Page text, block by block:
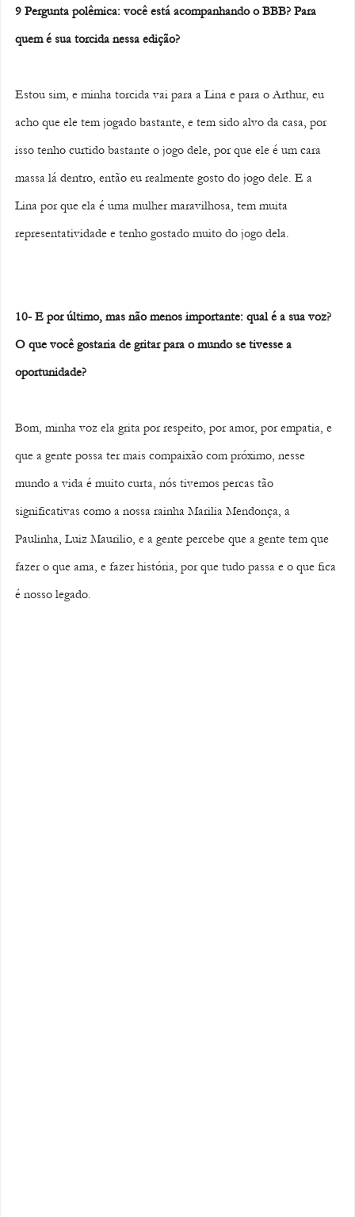
9 Pergunta polêmica: você está acompanhando o BBB? Para
quem é sua torcida nessa edição?
Estou sim, e minha torcida vai para a Lina e para o Arthur, eu
acho que ele tem jogado bastante, e tem sido alvo da casa, por
isso tenho curtido bastante o jogo dele, por que ele é um cara
massa lá dentro, então eu realmente gosto do jogo dele. E a
Lina por que ela é uma mulher maravilhosa, tem muita
representatividade e tenho gostado muito do jogo dela.
10- E por último, mas não menos importante: qual é a sua voz?
O que você gostaria de gritar para o mundo se tivesse a
oportunidade?
Bom, minha voz ela grita por respeito, por amor, por empatia, e
que a gente possa ter mais compaixão com próximo, nesse
mundo a vida é muito curta, nós tivemos percas tão
significativas como a nossa rainha Marilia Mendonça, a
Paulinha, Luiz Maurilio, e a gente percebe que a gente tem que
fazer o que ama, e fazer história, por que tudo passa e o que fica
é nosso legado.